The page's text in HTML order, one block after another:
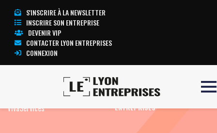
S'INSCRIRE À LA NEWSLETTER
INSCRIRE SON ENTREPRISE
DEVENIR VIP
CONTACTER LYON ENTREPRISES
CONNEXION
Les avantages de l’offre
VivaServices
TOUTE L’ACTUALITÉ LYON
ENTREPRISES